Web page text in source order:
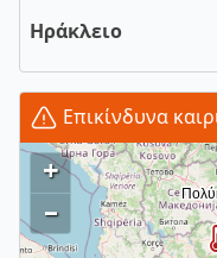
Ηράκλειο
Επικίνδυνα
+
–